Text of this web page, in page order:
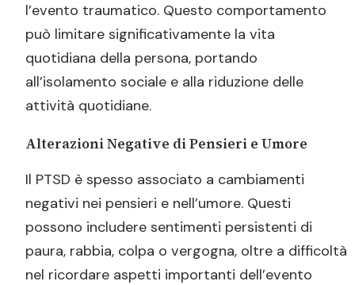
l’evento traumatico. Questo comportamento
può limitare significativamente la vita
quotidiana della persona, portando
all’isolamento sociale e alla riduzione delle
attività quotidiane.
Alterazioni Negative di Pensieri e Umore
Il PTSD è spesso associato a cambiamenti
negativi nei pensieri e nell’umore. Questi
possono includere sentimenti persistenti di
paura, rabbia, colpa o vergogna, oltre a difficoltà
nel ricordare aspetti importanti dell’evento